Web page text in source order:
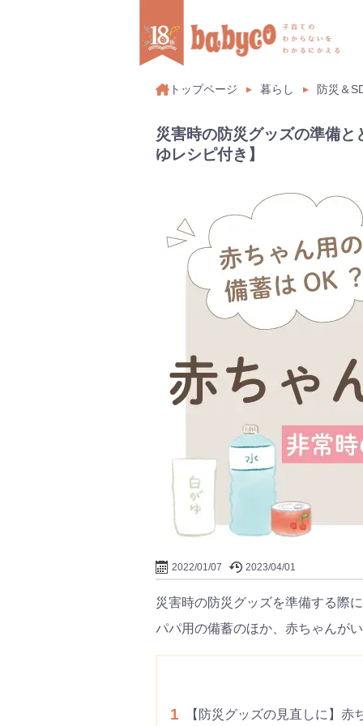
トップページ 暮らし 防災＆
災害時の防災グッズの準備
ゆレシピ付き】
2022/01/07 2023/04/01
災害時の防災グッズを準備する際
パパ用の備蓄のほか、赤ちゃんが
1 【防災グッズの見直しに】